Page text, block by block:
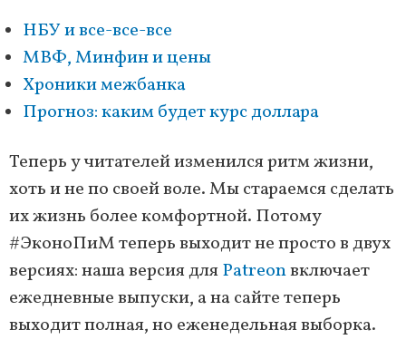
НБУ и все-все-все
МВФ, Минфин и цены
Хроники межбанка
Прогноз: каким будет курс доллара
Теперь у читателей изменился ритм жизни,
хоть и не по своей воле. Мы стараемся сделать
их жизнь более комфортной. Потому
#ЭконоПиМ теперь выходит не просто в двух
версиях: наша версия дляPatreonвключает
ежедневные выпуски, а на сайте теперь
выходит полная, но еженедельная выборка.